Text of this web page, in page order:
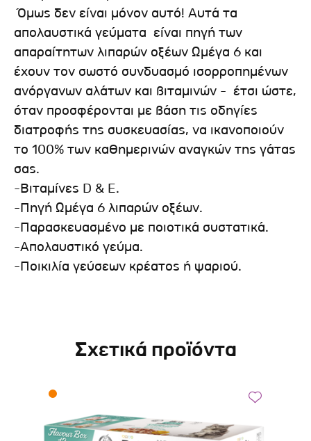
Όμως δεν είναι μόνον αυτό! Αυτά τα
απολαυστικά γεύματα είναι πηγή των
απαραίτητων λιπαρών οξέων Ωμέγα 6 και
έχουν τον σωστό συνδυασμό ισορροπημένων
ανόργανων αλάτων και βιταμινών - έτσι ώστε,
όταν προσφέρονται με βάση τις οδηγίες
διατροφής της συσκευασίας, να ικανοποιούν
το 100% των καθημερινών αναγκών της γάτας
σας.
-Βιταμίνες D & E.
-Πηγή Ωμέγα 6 λιπαρών οξέων.
-Παρασκευασμένο με ποιοτικά συστατικά.
-Απολαυστικό γεύμα.
-Ποικιλία γεύσεων κρέατος ή ψαριού.
Σχετικά προϊόντα